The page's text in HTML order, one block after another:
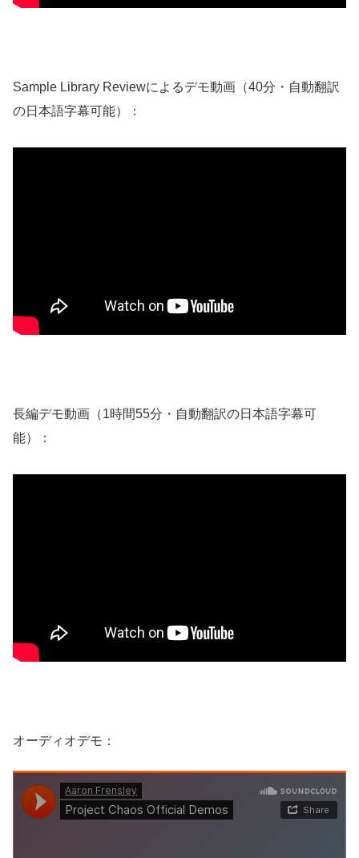
Sample Library Reviewによるデモ動画（40分・自動翻訳
の日本語字幕可能）：
長編デモ動画（1時間55分・自動翻訳の日本語字幕可
能）：
オーディオデモ：